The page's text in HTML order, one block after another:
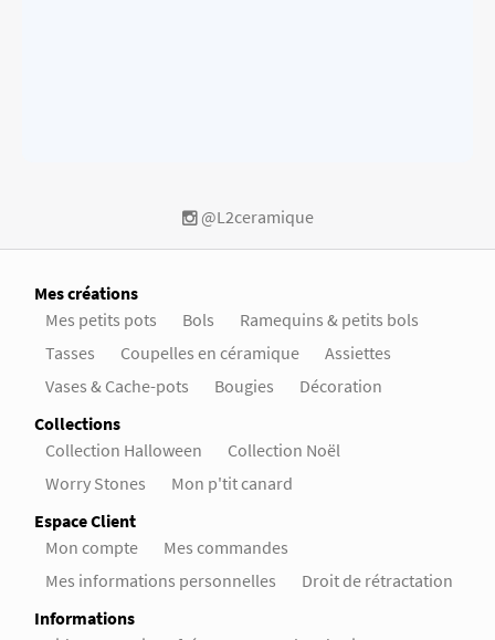
@L2ceramique
Mes créations
Mes petits pots
Bols
Ramequins & petits bols
Tasses
Coupelles en céramique
Assiettes
Vases & Cache-pots
Bougies
Décoration
Collections
Collection Halloween
Collection Noël
Worry Stones
Mon p'tit canard
Espace Client
Mon compte
Mes commandes
Mes informations personnelles
Droit de rétractation
Informations